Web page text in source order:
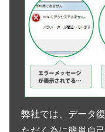
弊社では、データ